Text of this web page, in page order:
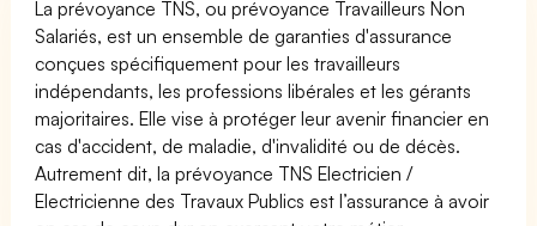
La prévoyance TNS, ou prévoyance Travailleurs Non
Salariés, est un ensemble de garanties d'assurance
conçues spécifiquement pour les travailleurs
indépendants, les professions libérales et les gérants
majoritaires. Elle vise à protéger leur avenir financier en
cas d'accident, de maladie, d'invalidité ou de décès.
Autrement dit, la prévoyance TNS Electricien /
Electricienne des Travaux Publics est l’assurance à avoir